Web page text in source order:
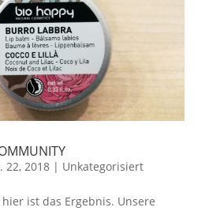
22, 2018| Unkategorisiert
ist das Ergebnis. Unsere